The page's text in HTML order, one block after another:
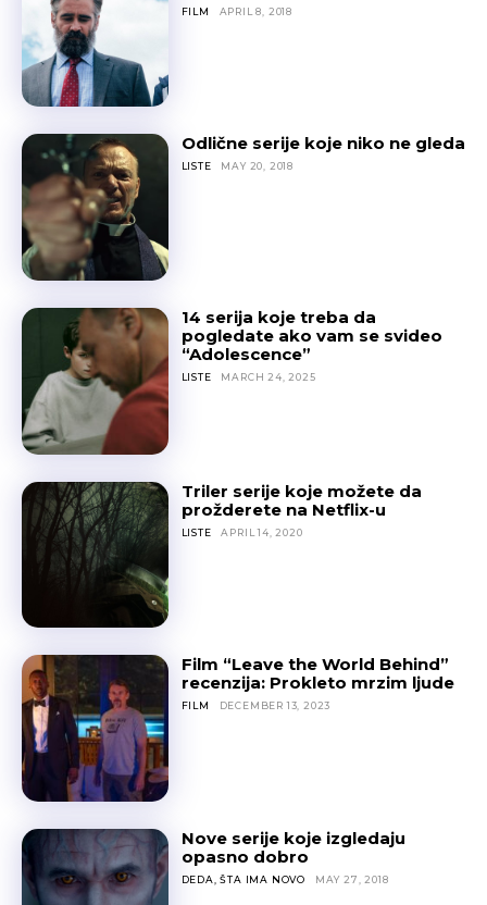
FILM APRIL 8, 2018
Odlične serije koje niko ne gleda
LISTE MAY 20, 2018
14 serija koje treba da
pogledate ako vam se svideo
“Adolescence”
LISTE MARCH 24, 2025
Triler serije koje možete da
prožderete na Netflix-u
LISTE APRIL 14, 2020
Film “Leave the World Behind”
recenzija: Prokleto mrzim ljude
FILM DECEMBER 13, 2023
Nove serije koje izgledaju
opasno dobro
DEDA, ŠTA IMA NOVO MAY 27, 2018